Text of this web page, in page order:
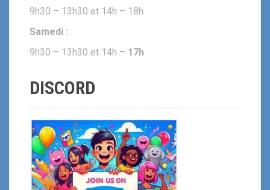
9h30 – 13h30 et 14h – 18h
Samedi :
9h30 – 13h30 et 14h – 17h
DISCORD